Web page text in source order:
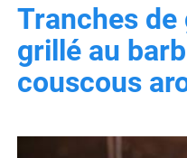
Tranches de
grillé au
couscous